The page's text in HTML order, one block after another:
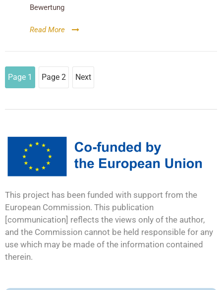
Bewertung
Read More
Page 1 Page 2 Next
This project has been funded with support from the
European Commission. This publication
[communication] reflects the views only of the author,
and the Commission cannot be held responsible for any
use which may be made of the information contained
therein.